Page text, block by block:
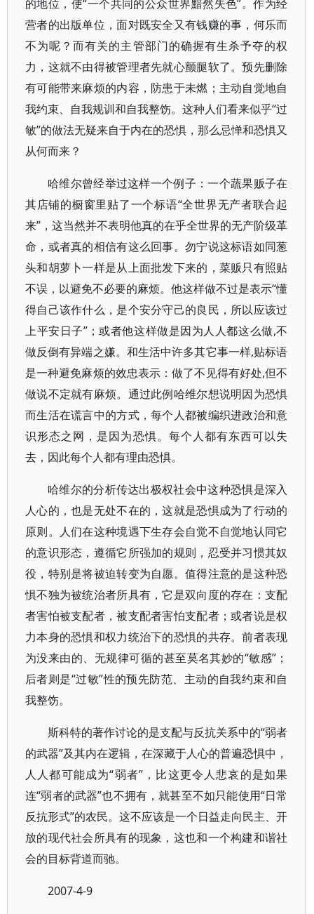
的地位，使“一个共同的公众世界黯然失色”。作为经
营者的出版单位，面对既安全又有钱赚的事，何乐而
不为呢？而有关的主管部门的确握有生杀予夺的权
力，这就不由得被管理者先就心颤腿软了。预先删除
有可能带来麻烦的内容，防患于未燃；主动自觉地自
我约束、自我规训和自我整饬。这种人们看来似乎“过
敏”的做法无疑来自于内在的恐惧，那么忌惮和恐惧又
从何而来？
哈维尔曾经举过这样一个例子：一个蔬果贩子在
其店铺的橱窗里贴了一个标语“全世界无产者联合起
来”，这当然并不表明他真的在乎全世界的无产阶级革
命，或者真的相信有这么回事。勿宁说这标语如同葱
头和胡萝卜一样是从上面批发下来的，菜贩只有照贴
不误，以避免不必要的麻烦。他这样做不过是表示“懂
得自己该作什么，是个安分守己的良民，所以应该过
上平安日子”；或者他这样做是因为人人都这么做,不
做反倒有异端之嫌。和生活中许多其它事一样,贴标语
是一种避免麻烦的效忠表示：做了不见得有好处,但不
做说不定就有麻烦。通过此例哈维尔想说明因为恐惧
而生活在谎言中的方式，每个人都被编织进政治和意
识形态之网，是因为恐惧。每个人都有东西可以失
去，因此每个人都有理由恐惧。
哈维尔的分析传达出极权社会中这种恐惧是深入
人心的，也是无处不在的，这就是恐惧成为了行动的
原则。人们在这种境遇下生存会自觉不自觉地认同它
的意识形态，遵循它所强加的规则，忍受并习惯其奴
役，特别是将被迫转变为自愿。值得注意的是这种恐
惧不独为被统治者所具有，它是双向度的存在：支配
者害怕被支配者，被支配者害怕支配者；或者说是权
力本身的恐惧和权力统治下的恐惧的共存。前者表现
为没来由的、无规律可循的甚至莫名其妙的“敏感”；
后者则是“过敏”性的预先防范、主动的自我约束和自
我整饬。
斯科特的著作讨论的是支配与反抗关系中的“弱者
的武器”及其内在逻辑，在深藏于人心的普遍恐惧中，
人人都可能成为“弱者”，比这更令人悲哀的是如果
连“弱者的武器”也不拥有，就甚至不如只能使用“日常
反抗形式”的农民。这不应该是一个日益走向民主、开
放的现代社会所具有的现象，这也和一个构建和谐社
会的目标背道而驰。
2007-4-9